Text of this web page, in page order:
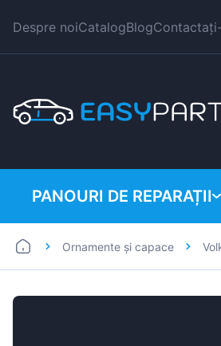
Despre noiCatalogBlog
PANOURI DE REPARAȚII
Autoutilitare
Ornamente și capace